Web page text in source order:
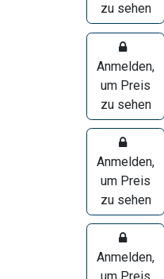
zu sehen
Anmelden,
um Preis
zu sehen
Anmelden,
um Preis
zu sehen
Anmelden,